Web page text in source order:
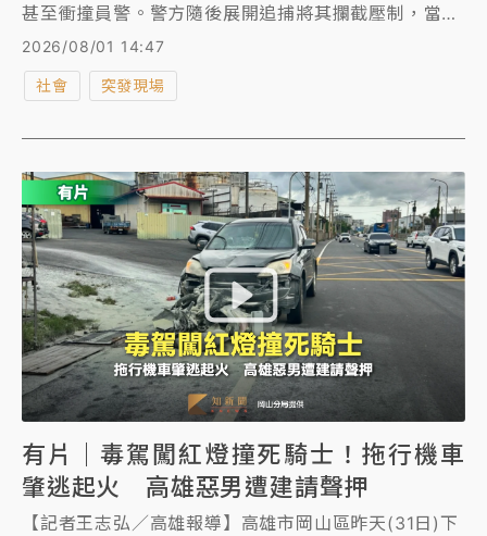
甚至衝撞員警。警方隨後展開追捕將其攔截壓制，當場
起獲喪屍煙彈、安非他命等毒品。全案除依毒品、公共
危險等罪嫌法辦外，警方更針對35起交通違規逐項舉
發，最高可重罰57萬9600元。
2026/08/01 14:47
社會 突發現場
有片｜毒駕闖紅燈撞死騎士！拖行機車
肇逃起火 高雄惡男遭建請聲押
【記者王志弘／高雄報導】高雄市岡山區昨天(31日)下